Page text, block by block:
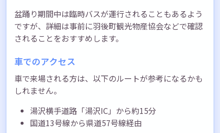
盆踊り期間中は臨時バスが運行されることもあるよう
ですが、詳細は事前に羽後町観光物産協会などで確認
されることをおすすめします。
車でのアクセス
車で来場される方は、以下のルートが参考になるかも
しれません。
湯沢横手道路「湯沢IC」から約15分
国道13号線から県道57号線経由